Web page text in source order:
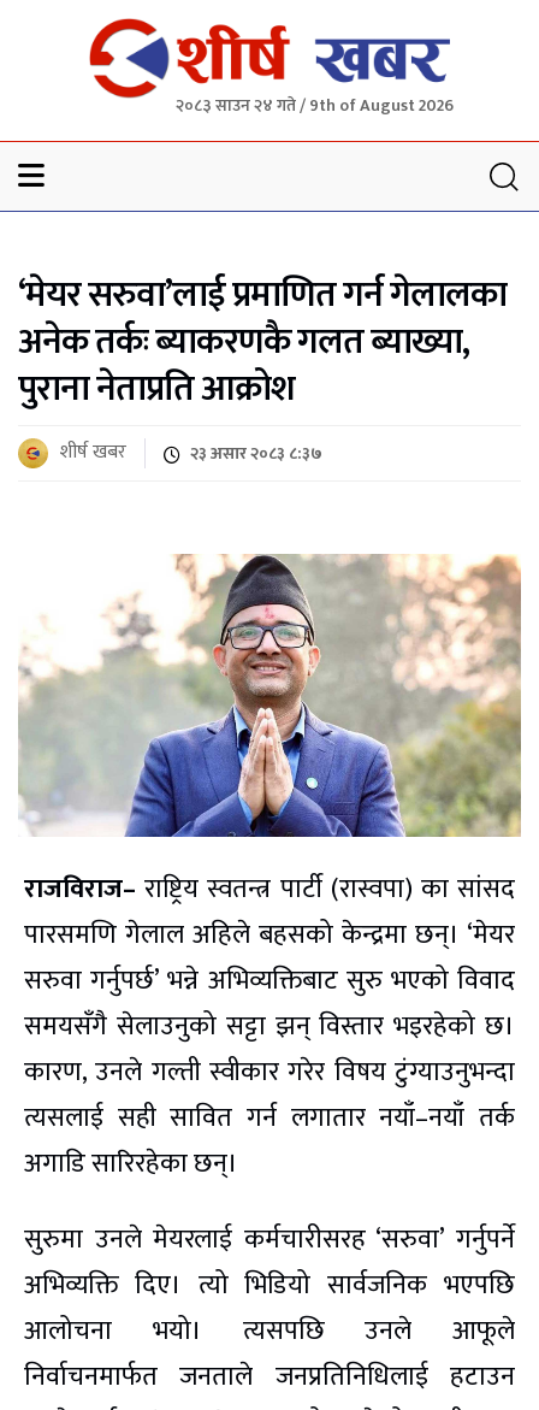
२०८३ साउन २४ गते / 9th of August 2026
‘मेयर सरुवा’लाई प्रमाणित गर्न गेलालका
अनेक तर्कः ब्याकरणकै गलत ब्याख्या,
पुराना नेताप्रति आक्रोश
शीर्ष खबर २३ असार २०८३ ८:३७
राजविराज– राष्ट्रिय स्वतन्त्र पार्टी (रास्वपा) का सांसद
पारसमणि गेलाल अहिले बहसको केन्द्रमा छन्। ‘मेयर
सरुवा गर्नुपर्छ’ भन्ने अभिव्यक्तिबाट सुरु भएको विवाद
समयसँगै सेलाउनुको सट्टा झन् विस्तार भइरहेको छ।
कारण, उनले गल्ती स्वीकार गरेर विषय टुंग्याउनुभन्दा
त्यसलाई सही सावित गर्न लगातार नयाँ–नयाँ तर्क
अगाडि सारिरहेका छन्।
सुरुमा उनले मेयरलाई कर्मचारीसरह ‘सरुवा’ गर्नुपर्ने
अभिव्यक्ति दिए। त्यो भिडियो सार्वजनिक भएपछि
आलोचना भयो। त्यसपछि उनले आफूले
निर्वाचनमार्फत जनताले जनप्रतिनिधिलाई हटाउन